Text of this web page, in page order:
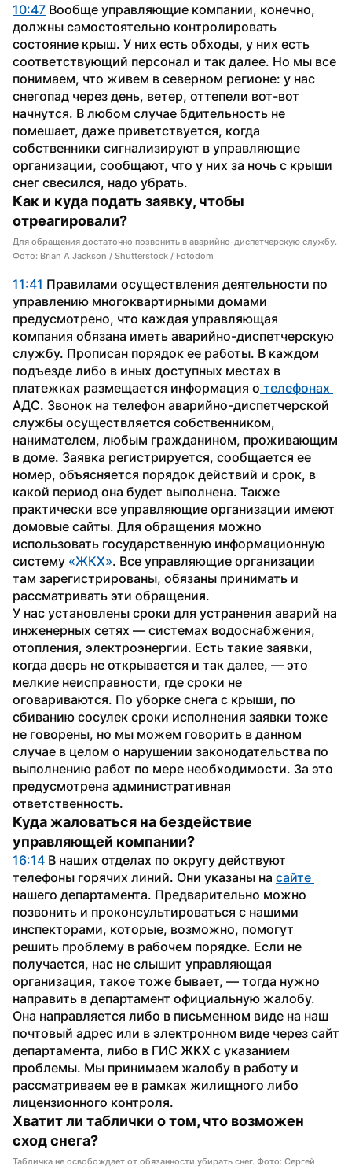
10:47 Вообще управляющие компании, конечно,
должны самостоятельно контролировать
состояние крыш. У них есть обходы, у них есть
соответствующий персонал и так далее. Но мы все
понимаем, что живем в северном регионе: у нас
снегопад через день, ветер, оттепели вот-вот
начнутся. В любом случае бдительность не
помешает, даже приветствуется, когда
собственники сигнализируют в управляющие
организации, сообщают, что у них за ночь с крыши
снег свесился, надо убрать.
Как и куда подать заявку, чтобы
отреагировали?
Для обращения достаточно позвонить в аварийно-диспетчерскую службу.
Фото: Brian A Jackson / Shutterstock / Fotodom
11:41 Правилами осуществления деятельности по
управлению многоквартирными домами
предусмотрено, что каждая управляющая
компания обязана иметь аварийно-диспетчерскую
службу. Прописан порядок ее работы. В каждом
подъезде либо в иных доступных местах в
платежках размещается информация о
АДС. Звонок на телефон аварийно-диспетчерской
службы осуществляется собственником,
нанимателем, любым гражданином, проживающим
в доме. Заявка регистрируется, сообщается ее
номер, объясняется порядок действий и срок, в
какой период она будет выполнена. Также
практически все управляющие организации имеют
домовые сайты. Для обращения можно
использовать государственную информационную
систему «ЖКХ». Все управляющие организации
там зарегистрированы, обязаны принимать и
рассматривать эти обращения.
У нас установлены сроки для устранения аварий на
инженерных сетях — системах водоснабжения,
отопления, электроэнергии. Есть такие заявки,
когда дверь не открывается и так далее, — это
мелкие неисправности, где сроки не
оговариваются. По уборке снега с крыши, по
сбиванию сосулек сроки исполнения заявки тоже
не говорены, но мы можем говорить в данном
случае в целом о нарушении законодательства по
выполнению работ по мере необходимости. За это
предусмотрена административная
ответственность.
Куда жаловаться на бездействие
управляющей компании?
16:14 В наших отделах по округу действуют
телефоны горячих линий. Они указаны на
нашего департамента. Предварительно можно
позвонить и проконсультироваться с нашими
инспекторами, которые, возможно, помогут
решить проблему в рабочем порядке. Если не
получается, нас не слышит управляющая
организация, такое тоже бывает, — тогда нужно
направить в департамент официальную жалобу.
Она направляется либо в письменном виде на наш
почтовый адрес или в электронном виде через сайт
департамента, либо в ГИС ЖКХ с указанием
проблемы. Мы принимаем жалобу в работу и
рассматриваем ее в рамках жилищного либо
лицензионного контроля.
Хватит ли таблички о том, что возможен
сход снега?
Табличка не освобождает от обязанности убирать снег. Фото: Сергей